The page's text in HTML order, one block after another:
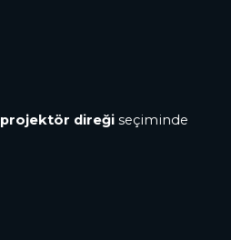
projektör direği seçiminde